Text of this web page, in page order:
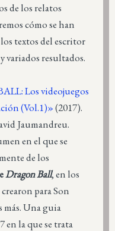
de los relatos
cómo se han
textos del escritor
variados resultados.
Los videojuegos
(Vol.1)»(2017).
Jaumandreu.
en el que se
de los
Dragon Ball, en los
para Son
más. Una guia
en la que se trata